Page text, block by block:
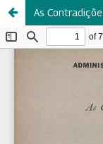
As